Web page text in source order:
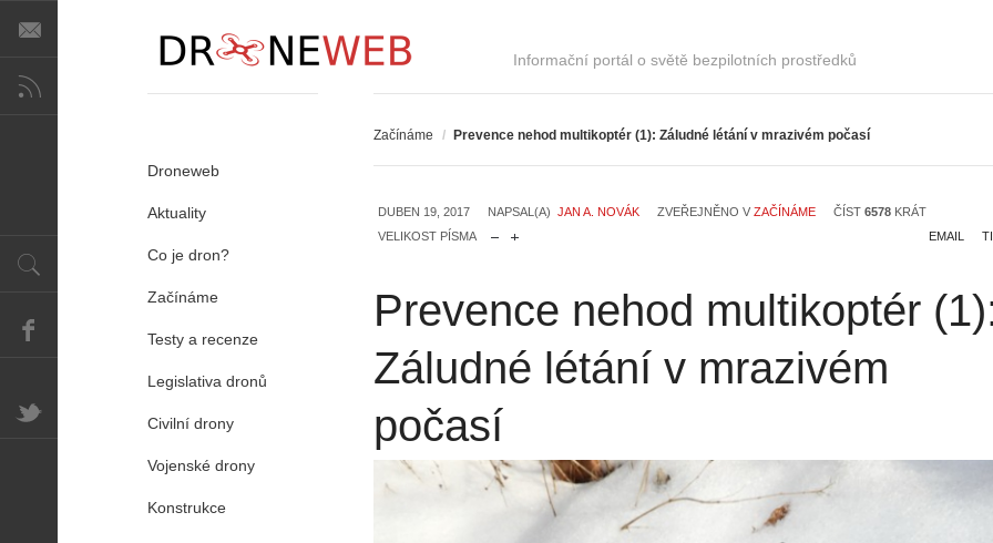
Informační portál o světě bezpilotních prostředků
Začínáme / Prevence nehod multikoptér (1): Záludné létání v mrazivém počasí
DUBEN 19, 2017 NAPSAL(A) JAN A. NOVÁK ZVEŘEJNĚNO V ZAČÍNÁME ČÍST 6578 KRÁT
VELIKOST PÍSMA
EMAIL
Prevence nehod multikoptér
Záludné létání v mrazivém
počasí
Droneweb
Aktuality
Co je dron?
Začínáme
Testy a recenze
Legislativa dronů
Civilní drony
Vojenské drony
Konstrukce